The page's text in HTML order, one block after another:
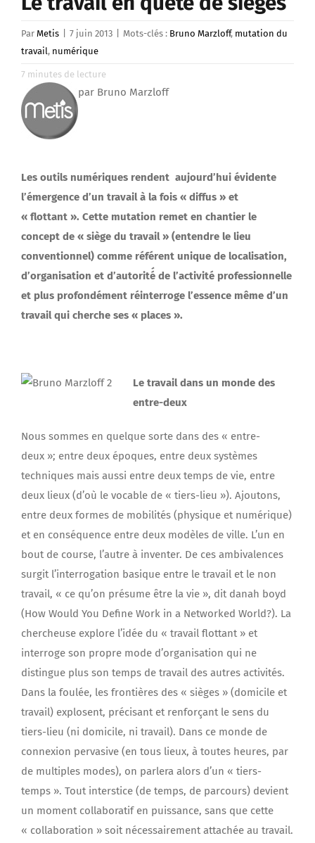
Par Metis 7 juin 2013 Mots-clés : Bruno Marzloff, mutation du
travail, numérique
7 minutes de lecture
par Bruno Marzloff
Les outils numériques rendent aujourd’hui évidente
l’émergence d’un travail à la fois « diffus » et
« flottant ». Cette mutation remet en chantier le
concept de « siège du travail » (entendre le lieu
conventionnel) comme référent unique de localisation,
d’organisation et d’autorité́ de l’activité professionnelle
et plus profondément réinterroge l’essence même d’un
travail qui cherche ses « places ».
Le travail dans un monde des
entre-deux
Nous sommes en quelque sorte dans des « entre-
deux »; entre deux époques, entre deux systèmes
techniques mais aussi entre deux temps de vie, entre
deux lieux (d’où le vocable de « tiers-lieu »). Ajoutons,
entre deux formes de mobilités (physique et numérique)
et en conséquence entre deux modèles de ville. L’un en
bout de course, l’autre à inventer. De ces ambivalences
surgit l’interrogation basique entre le travail et le non
travail, « ce qu’on présume être la vie », dit danah boyd
(How Would You Define Work in a Networked World?). La
chercheuse explore l’idée du « travail flottant » et
interroge son propre mode d’organisation qui ne
distingue plus son temps de travail des autres activités.
Dans la foulée, les frontières des « sièges » (domicile et
travail) explosent, précisant et renforçant le sens du
tiers-lieu (ni domicile, ni travail). Dans ce monde de
connexion pervasive (en tous lieux, à toutes heures, par
de multiples modes), on parlera alors d’un « tiers-
temps ». Tout interstice (de temps, de parcours) devient
un moment collaboratif en puissance, sans que cette
« collaboration » soit nécessairement attachée au travail.